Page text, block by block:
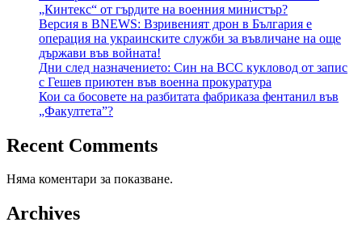
„Кинтекс“ от гърдите на военния министър?
Версия в BNEWS: Взривеният дрон в България е
операция на украинските служби за въвличане на още
държави във войната!
Дни след назначението: Син на ВСС кукловод от запис
с Гешев приютен във военна прокуратура
Кои са босовете на разбитата фабриказа фентанил във
„Факултета”?
Recent Comments
Няма коментари за показване.
Archives